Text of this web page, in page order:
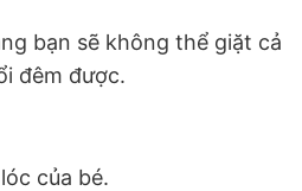
bạn sẽ không thể giặt cả
đêm được.
của bé.